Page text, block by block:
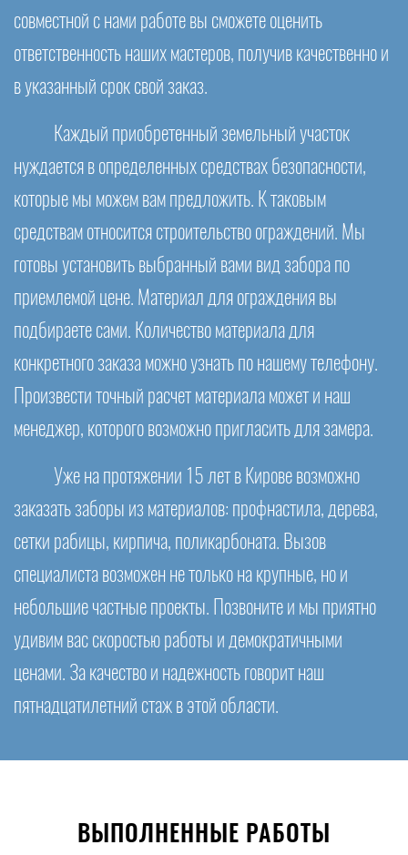
совместной с нами работе вы сможете оценить
ответственность наших мастеров, получив качественно и
в указанный срок свой заказ.
Каждый приобретенный земельный участок
нуждается в определенных средствах безопасности,
которые мы можем вам предложить. К таковым
средствам относится строительство ограждений. Мы
готовы установить выбранный вами вид забора по
приемлемой цене. Материал для ограждения вы
подбираете сами. Количество материала для
конкретного заказа можно узнать по нашему телефону.
Произвести точный расчет материала может и наш
менеджер, которого возможно пригласить для замера.
Уже на протяжении 15 лет в Кирове возможно
заказать заборы из материалов: профнастила, дерева,
сетки рабицы, кирпича, поликарбоната. Вызов
специалиста возможен не только на крупные, но и
небольшие частные проекты. Позвоните и мы приятно
удивим вас скоростью работы и демократичными
ценами. За качество и надежность говорит наш
пятнадцатилетний стаж в этой области.
ВЫПОЛНЕННЫЕ РАБОТЫ